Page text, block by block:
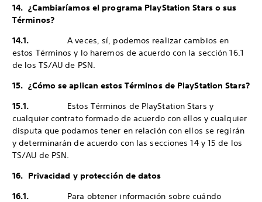
14. ¿Cambiaríamos el programa PlayStation Stars o sus
Términos?
14.1.A veces, sí, podemos realizar cambios en
estos Términos y lo haremos de acuerdo con la sección 16.1
de los TS/AU de PSN.
15. ¿Cómo se aplican estos Términos de PlayStation Stars?
15.1. Estos Términos de PlayStation Stars y
cualquier contrato formado de acuerdo con ellos y cualquier
disputa que podamos tener en relación con ellos se regirán
y determinarán de acuerdo con las secciones 14 y 15 de los
TS/AU de PSN.
16. Privacidad y protección de datos
16.1. Para obtener información sobre cuándo